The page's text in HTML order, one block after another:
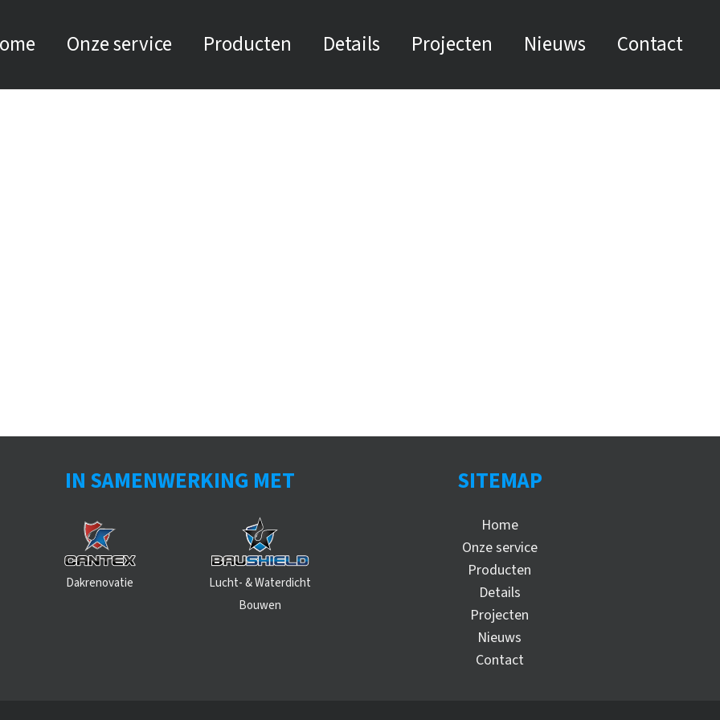
Onze service Producten Details Projecten Nieuws Contact
IN SAMENWERKING MET
Dakrenovatie
Lucht- & Waterdicht
Bouwen
SITEMAP
Home
Onze service
Producten
Details
Projecten
Nieuws
Contact